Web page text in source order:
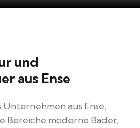
und
aus Ense
aus Ense,
Bereiche moderne Bäder,